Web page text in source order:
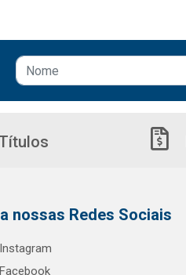
nossas Redes Sociais
Instagram
Facebook